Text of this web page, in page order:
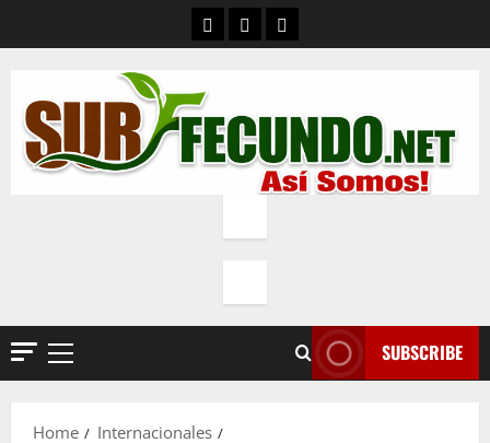
ContactoQuienes Somos
Política de privacidad
Primary
SUBSCRIBE
Home
Internacionales